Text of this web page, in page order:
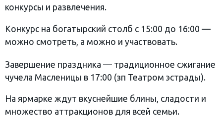
конкурсы и развлечения.
Конкурс на богатырский столб с 15:00 до 16:00 —
можно смотреть, а можно и участвовать.
Завершение праздника — традиционное сжигание
чучела Масленицы в 17:00 (зп Театром эстрады).
На ярмарке ждут вкуснейшие блины, сладости и
множество аттракционов для всей семьи.